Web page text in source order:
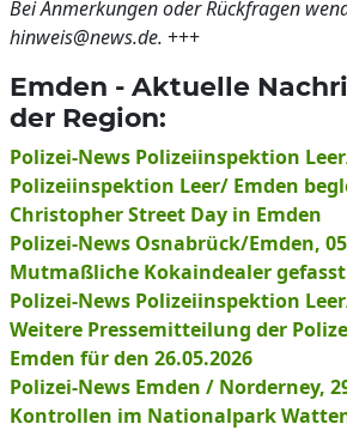
Bei Anmerkungen oder Rückfragen
hinweis@news.de. +++
Emden - Aktuelle
der Region:
Polizei-News Polizeiinspektion
Polizeiinspektion Leer/ Emden
Christopher Street Day in Emden
Polizei-News Osnabrück/Emden,
Mutmaßliche Kokaindealer gefasst
Polizei-News Polizeiinspektion
Weitere Pressemitteilung der
Emden für den 26.05.2026
Polizei-News Emden / Norderney,
Kontrollen im Nationalpark